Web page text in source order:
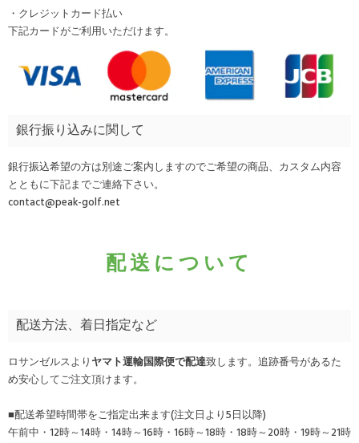
・クレジットカード払い
下記カードがご利用いただけます。
銀行振り込みに関して
銀行振込希望の方は別途ご案内しますのでご希望の商品、カスタム内容
とともに下記までご連絡下さい。
contact@peak-golf.net
配送について
配送方法、着日指定など
ロサンゼルスよりヤマト運輸国際便で配達致します。追跡番号があるた
め安心してご注文頂けます。
■配送希望時間帯をご指定出来ます(注文日より5日以降)
午前中・12時～14時・14時～16時・16時～18時・18時～20時・19時～21時